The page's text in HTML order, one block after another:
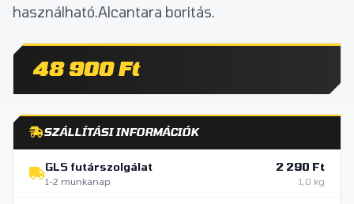
használható.Alcantara boritás.
48 900 Ft
SZÁLLÍTÁSI INFORMÁCIÓK
GLS futárszolgálat
1-2 munkanap
2 290 Ft
1,0 kg